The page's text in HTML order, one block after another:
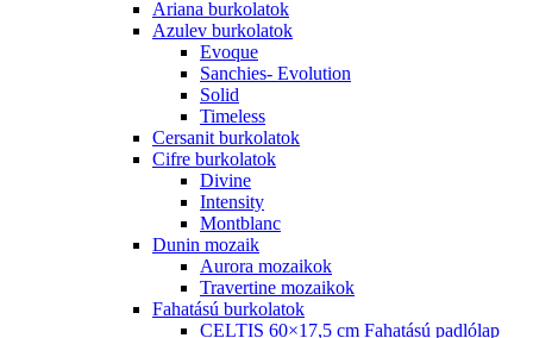
Ariana burkolatok
Azulev burkolatok
Evoque
Sanchies- Evolution
Solid
Timeless
Cersanit burkolatok
Cifre burkolatok
Divine
Intensity
Montblanc
Dunin mozaik
Aurora mozaikok
Travertine mozaikok
Fahatású burkolatok
CELTIS 60×17,5 cm Fahatású padlólap